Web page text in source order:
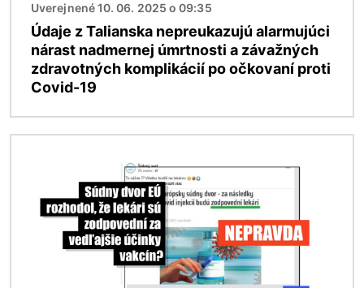
Uverejnené 10. 06. 2025 o 09:35
Údaje z Talianska nepreukazujú alarmujúci
nárast nadmernej úmrtnosti a závažných
zdravotných komplikácií po očkovaní proti
Covid-19